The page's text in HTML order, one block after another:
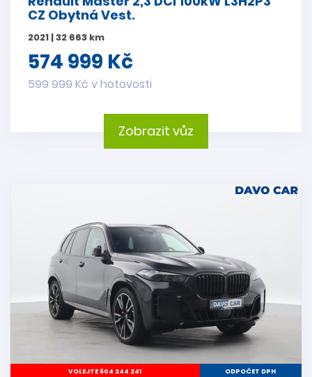
CZ Obytná Vest.
2021 | 32 663 km
574 999 Kč
599 999 Kč v hotovosti
Zobrazit vůz
VOLEJTE 604 244 241 ODPOČET DPH